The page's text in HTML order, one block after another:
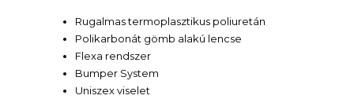
Rugalmas termoplasztikus poliuretán
Polikarbonát gömb alakú lencse
Flexa rendszer
Bumper System
Uniszex viselet